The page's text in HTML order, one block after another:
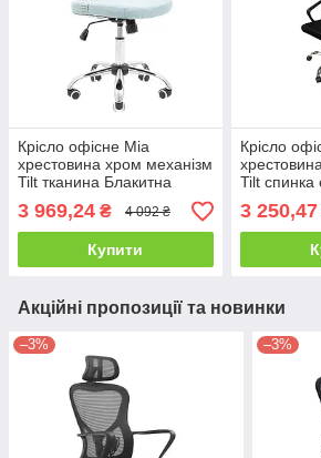
Крісло офісне Міа
хрестовина хром механізм
Tilt тканина Блакитна
(Richman ТМ)
3 969,24 ₴ 4 092 ₴
Купити
Крісло
Tilt спинка
(Intarsio
3 250,47
Акційні пропозиції та новинки
–3% –3%